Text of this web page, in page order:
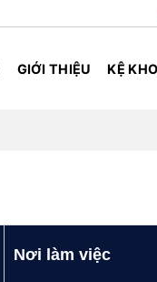
GIỚI THIỆU KỆ
Nơi làm việc